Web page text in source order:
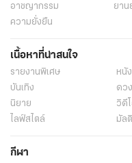
อาชญากรรม
ยาน
ความยั่งยืน
เนื้อหาที่น่าสนใจ
รายงานพิเศษ หนั
บันเทิง
ดวง
นิยาย
วิดี
ไลฟ์สไตล์
มัล
กีฬา